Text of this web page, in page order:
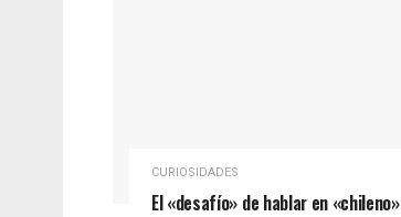
CURIOSIDADES
El «desafío» de hablar en «chileno»